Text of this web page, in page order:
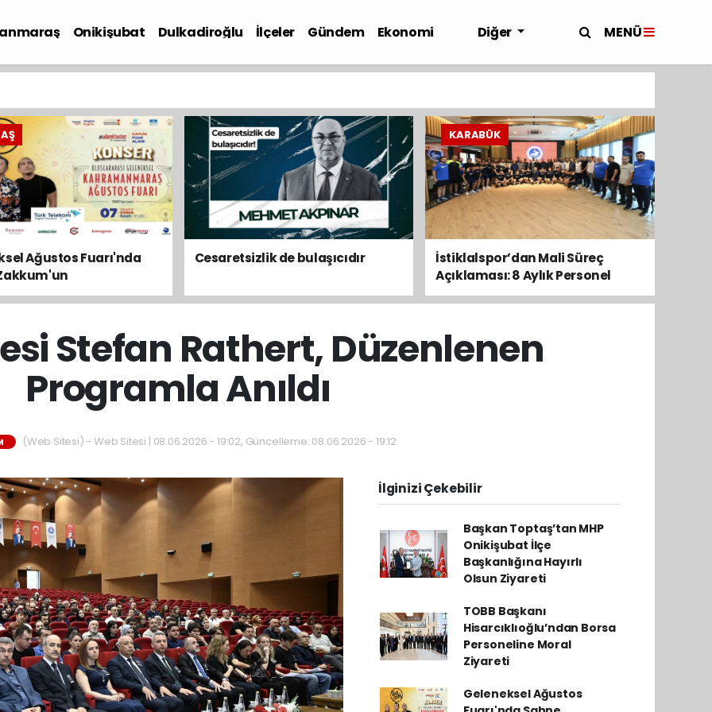
Onikişubat Dulkadiroğlu İlçeler Gündem
Ekonomi
Diğer MENÜ
Ağustos Fuarı'nda
Cesaretsizlik de bulaşıcıdır
KARABÜK
İstiklalspor’dan Mali Süreç
Açıklaması: 8 Aylık Personel
Maaşları Ödendi
Stefan Rathert, Düzenlenen
Programla Anıldı
(Web Sitesi) - Web Sitesi | 08.06.2026 - 19:02, Güncelleme: 08.06.2026 - 19:12
İlginizi Çekebilir
Başkan Toptaş’tan MHP
Onikişubat İlçe
Başkanlığına Hayırlı
Olsun Ziyareti
TOBB Başkanı
Hisarcıklıoğlu’ndan Borsa
Personeline Moral
Ziyareti
Geleneksel Ağustos